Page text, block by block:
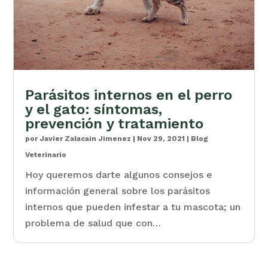
Parásitos internos en el perro
y el gato: síntomas,
prevención y tratamiento
porJavier Zalacain Jimenez | Nov 29, 2021 | Blog
Veterinario
Hoy queremos darte algunos consejos e
información general sobre los parásitos
internos que pueden infestar a tu mascota; un
problema de salud que con…